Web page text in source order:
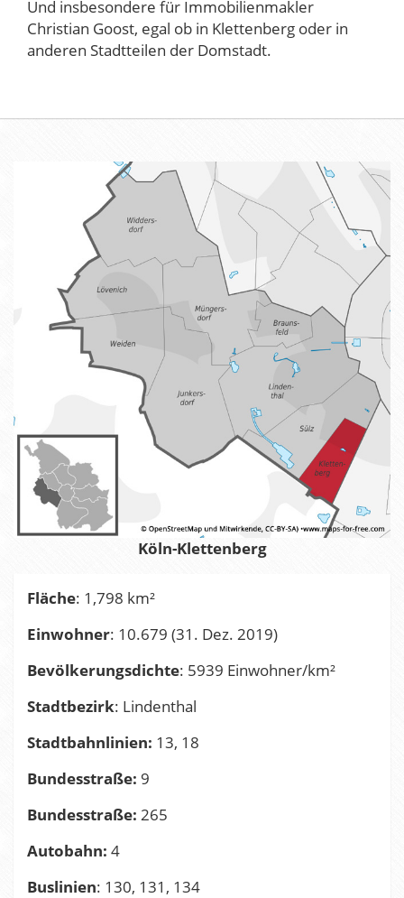
Und insbesondere für Immobilienmakler
Christian Goost, egal ob in Klettenberg oder in
anderen Stadtteilen der Domstadt.
Köln-Klettenberg
Fläche: 1,798 km²
Einwohner: 10.679 (31. Dez. 2019)
Bevölkerungsdichte: 5939 Einwohner/km²
Stadtbezirk: Lindenthal
Stadtbahnlinien: 13, 18
Bundesstraße: 9
Bundesstraße: 265
Autobahn: 4
Buslinien: 130, 131, 134